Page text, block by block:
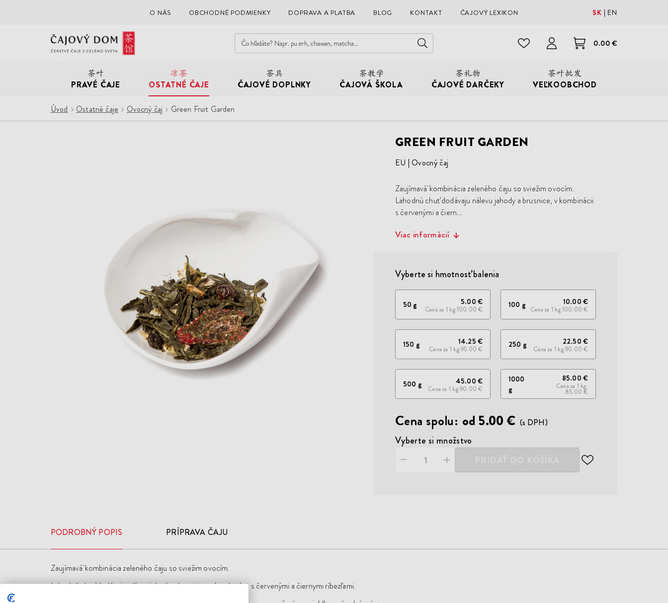
O NÁS OBCHODNÉ PODMIENKY DOPRAVA A PLATBA BLOG KONTAKT ČAJOVÝ LEXIKON SK EN
Čajový
Dom
0.00 €
PRAVÉ ČAJE OSTATNÉ ČAJE ČAJOVÉ DOPLNKY ČAJOVÁ ŠKOLA ČAJOVÉ DARČEKY VEĽKOOBCHOD
Úvod Ostatné čaje Ovocný čaj Green Fruit Garden
GREEN FRUIT GARDEN
EU Ovocný čaj
Zaujímavá kombinácia zeleného čaju so sviežim ovocím.
Lahodnú chuť dodávaju nálevu jahody a brusnice, v kombinácii
s červenými a čiern...
Viac informácií
Vyberte si hmotnosť balenia
50 g Cena za 1 kg 100.00 €
5.00 € 100 g Cena za 1 kg 100.00 €
10.00 €
150 g Cena za 1 kg95.00 €
14.25 € 250 g Cena za 1 kg90.00 €
22.50 €
500 g Cena za 1 kg90.00 €
45.00 €
1000
g
Cena za 1 kg
85.00 €
85.00 €
Cena spolu: od 5.00 € (s DPH)
Vyberte si množstvo
PRIDAŤ DO KOŠÍKA
ODOBER
PODROBNÝ POPIS PRÍPRAVA ČAJU
Zaujímavá kombinácia zeleného čaju so sviežim ovocím.
Lahodnú chuť dodávaju nálevu jahody a brusnice, v kombinácii s červenými a čiernymi ríbezľami.